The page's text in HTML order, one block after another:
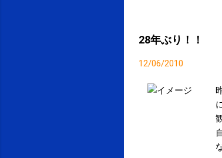
参加お待ちして
(月) 11:00から を
詳しくはこちら(
28年ぶり！！
12/06/2010